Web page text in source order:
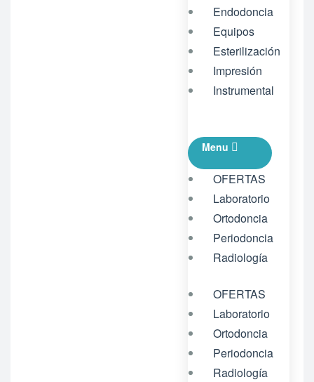
Endodoncia
Equipos
Esterilización
Impresión
Instrumental
Menu
OFERTAS
Laboratorio
Ortodoncia
Periodoncia
Radiología
OFERTAS
Laboratorio
Ortodoncia
Periodoncia
Radiología